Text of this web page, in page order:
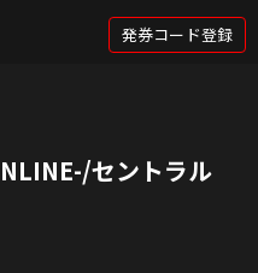
発券コード登録
セントラル